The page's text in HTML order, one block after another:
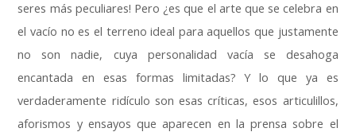
seres más peculiares! Pero ¿es que el arte que se celebra en
el vacío no es el terreno ideal para aquellos que justamente
no son nadie, cuya personalidad vacía se desahoga
encantada en esas formas limitadas?Y lo que ya es
verdaderamente ridículo son esas críticas,esos articulillos,
aforismos y ensayos que aparecen en la prensa sobre el